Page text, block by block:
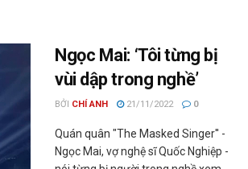
Ngọc Mai: ‘Tôi từng bị
vùi dập trong nghề’
BỞI CHÍ ANH 21/11/2022 0
Quán quân "The Masked Singer'' -
Ngọc Mai, vợ nghệ sĩ Quốc Nghiệp -